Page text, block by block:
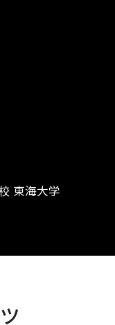
東海大学